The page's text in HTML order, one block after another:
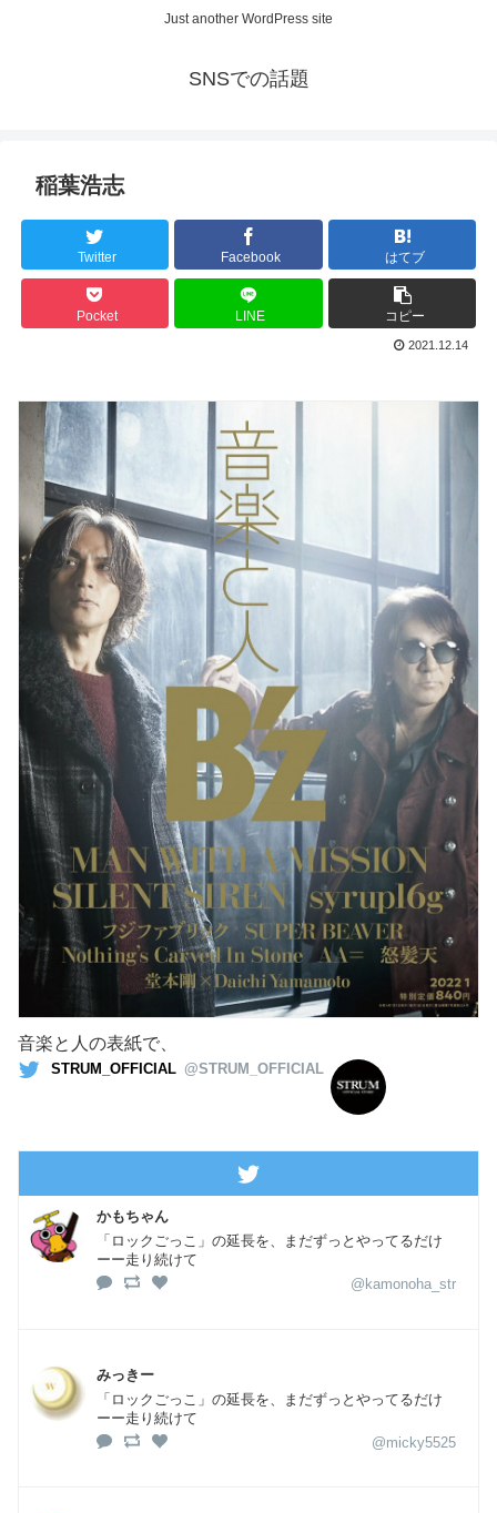
Just another WordPress site
SNSでの話題
稲葉浩志
Twitter Facebook はてブ
Pocket LINE コピー
2021.12.14
音楽と人の表紙で、
STRUM_OFFICIAL @STRUM_OFFICIAL
かもちゃん
「ロックごっこ」の延長を、まだずっとやってるだけ
ーー走り続けて
@kamonoha_str
みっきー
「ロックごっこ」の延長を、まだずっとやってるだけ
ーー走り続けて
@micky5525